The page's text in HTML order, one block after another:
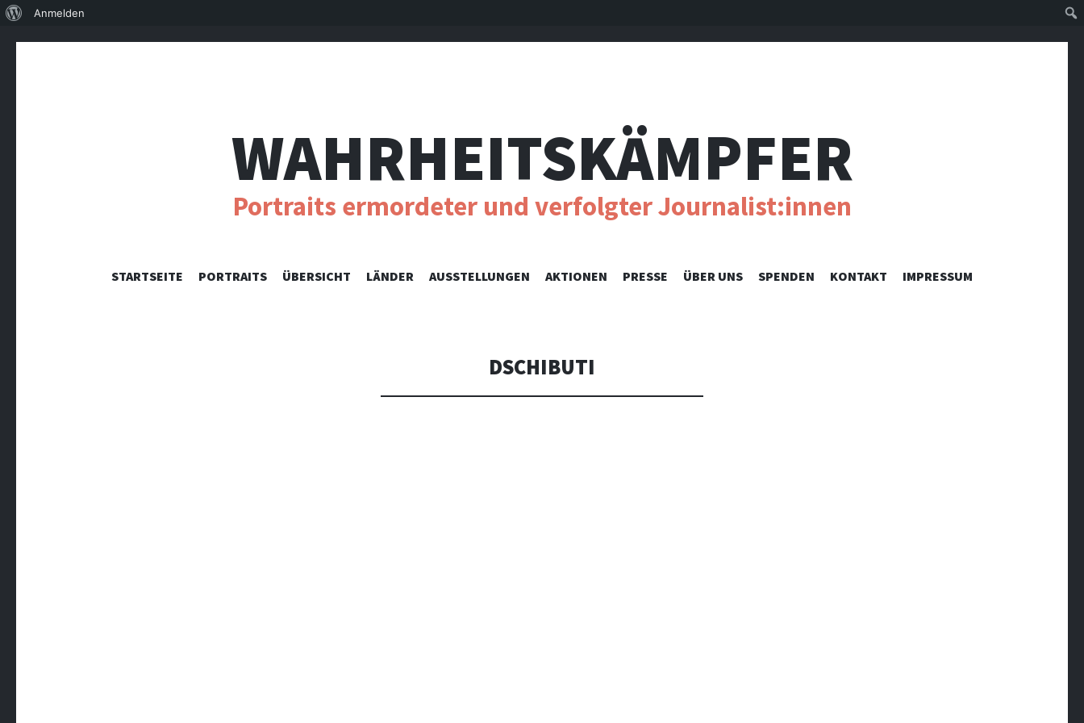
WAHRHEITSKÄMPFER
Portraits ermordeter und verfolgter Journalist:innen
SKIP
STARTSEITE PORTRAITS ÜBERSICHT LÄNDER AUSSTELLUNGEN AKTIONEN PRESSE ÜBER UNS SPENDEN KONTAKT IMPRESSUM
DSCHIBUTI
Über
Anmelden